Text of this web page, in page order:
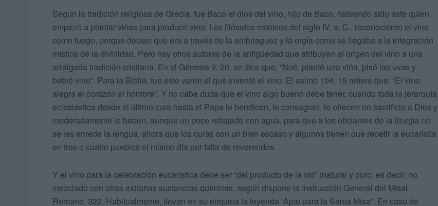
Según la tradición religiosa de Grecia, fue Baco el dios del vino, hijo de Baco, habiendo sido éste quien
empezó a plantar viñas para producir vino. Los filósofos estoicos del siglo IV, a. C., reconocieron el vino
como fuego, porque decían que era a través de la embriaguez y la orgía como se llegaba a la integración
mística de la divinidad. Pero hay otros autores de la antigüedad que atribuyen el origen del vino a una
arraigada tradición cristiana. En el Génesis 9. 20, se dice que, “Noé, plantó una viña, pisó las uvas y
bebió vino”. Para la Biblia, fue este varón el que inventó el vino. El salmo 104, 15 refiere que: “El vino
alegra el corazón al hombre”. Y no cabe duda que el vino algo bueno debe tener, cuando toda la jerarquía
eclesiástica desde el último cura hasta el Papa lo bendicen, lo consagran, lo ofrecen en sacrificio a Dios y
moderadamente lo beben, aunque un poco rebajado con agua, para que a los oficiantes de la liturgia no
se les enrede la lengua, ahora que los curas son un bien escaso y algunos tienen que repetir la eucaristía
en tres o cuatro pueblos el mismo día por falta de reverendos.
Y el vino para la celebración eucarística debe ser “del producto de la vid” (natural y puro, es decir, no
mezclado con otras extrañas sustancias químicas, según dispone la Instrucción General del Misal
Romano, 322. Habitualmente, llevan en su etiqueta la leyenda “Apto para la Santa Misa”. En caso de